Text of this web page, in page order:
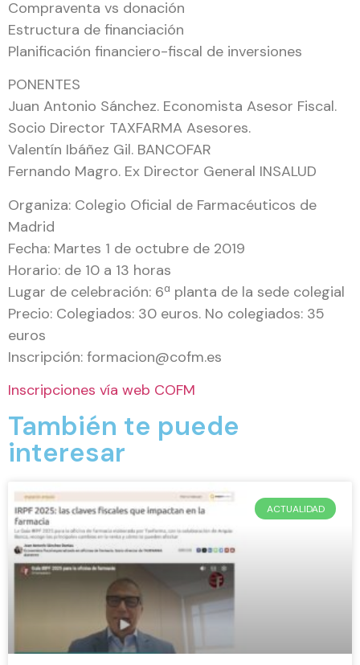
Compraventa vs donación
Estructura de financiación
Planificación financiero-fiscal de inversiones
PONENTES
Juan Antonio Sánchez. Economista Asesor Fiscal.
Socio Director TAXFARMA Asesores.
Valentín Ibáñez Gil. BANCOFAR
Fernando Magro. Ex Director General INSALUD
Organiza: Colegio Oficial de Farmacéuticos de
Madrid
Fecha: Martes 1 de octubre de 2019
Horario: de 10 a 13 horas
Lugar de celebración: 6ª planta de la sede colegial
Precio: Colegiados: 30 euros. No colegiados: 35
euros
Inscripción: formacion@cofm.es
Inscripciones vía web COFM
También te puede
interesar
ACTUALIDAD